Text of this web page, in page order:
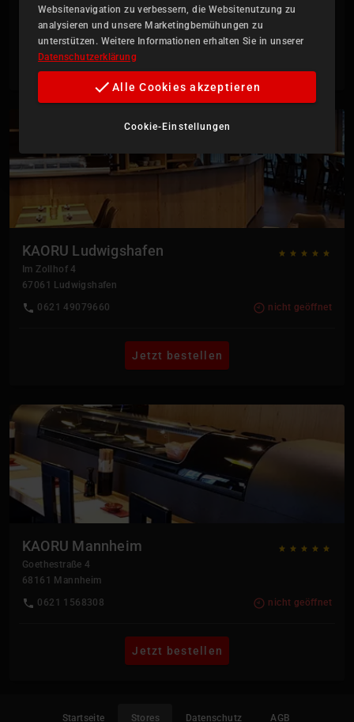
069 26940768
nicht geöffnet
Jetzt bestellen
KAORU Ludwigshafen
Im Zollhof 4
67061
Ludwigshafen
0621 49079660
nicht geöffnet
Jetzt bestellen
KAORU Mannheim
Goethestraße 4
68161
Mannheim
0621 1568308
nicht geöffnet
Jetzt bestellen
Startseite Stores Datenschutz AGB
Websitenavigation zu verbessern, die Websitenutzung zu
analysieren und unsere Marketingbemühungen zu
unterstützen. Weitere Informationen erhalten Sie in unserer
Datenschutzerklärung
Alle Cookies akzeptieren
Cookie-Einstellungen